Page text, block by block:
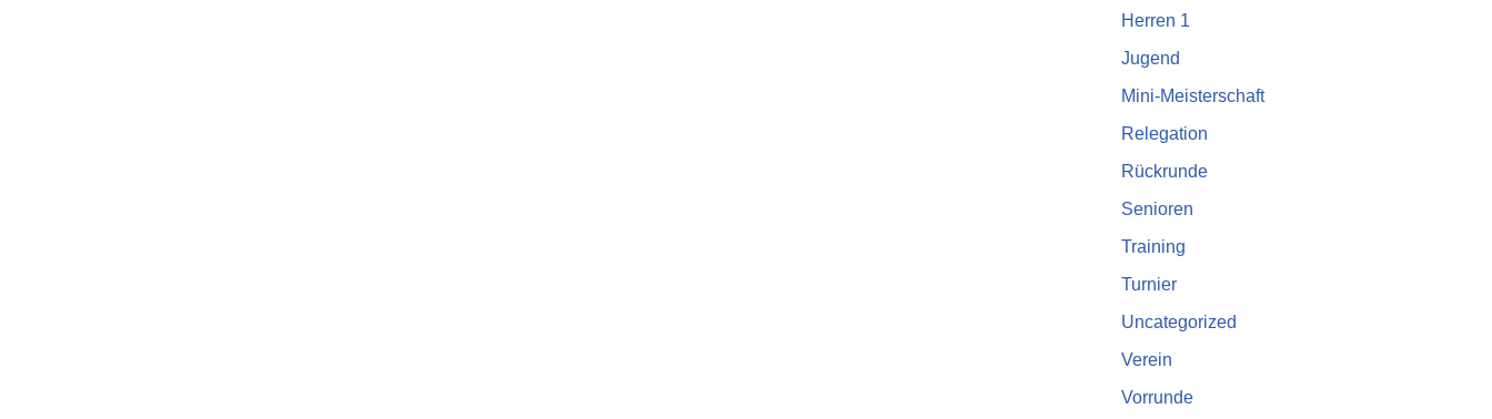
Herren 1
Jugend
Mini-Meisterschaft
Relegation
Rückrunde
Senioren
Training
Turnier
Uncategorized
Verein
Vorrunde